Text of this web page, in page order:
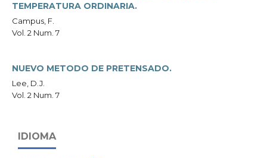
TEMPERATURA ORDINARIA.
Campus, F.
Vol. 2 Num. 7
NUEVO METODO DE PRETENSADO.
Lee, D.J.
Vol. 2 Num. 7
IDIOMA